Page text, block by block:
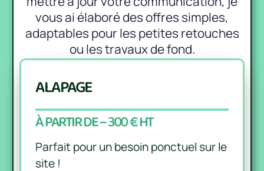
vous ai élaboré des offres simples,
adaptables pour les petites retouches
ou les travaux de fond.
A LA PAGE
À PARTIR DE – 300 € HT
Parfait pour un besoin ponctuel sur le
site !